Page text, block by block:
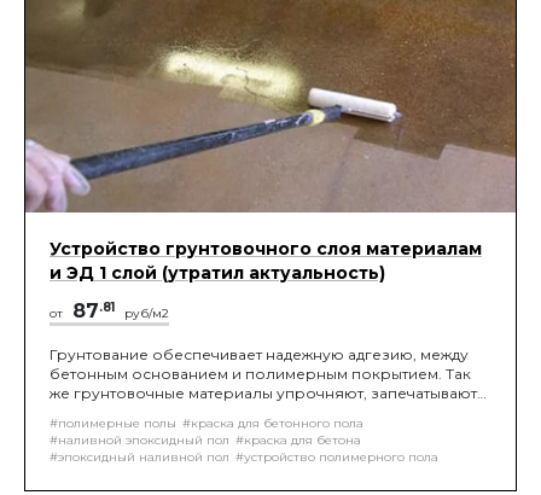
Устройство грунтовочного слоя материалам
и ЭД 1 слой (утратил актуальность)
от 87.81 руб/м2
Грунтование обеспечивает надежную адгезию, между
бетонным основанием и полимерным покрытием. Так
же грунтовочные материалы упрочняют, запечатывают
Грунтование выполняется при помощи молярного
валика, либо шпателем на "нет". Нанесение 1-го слоя
#полимерные полы #краска для бетонного пола
#наливной эпоксидный пол #краска для бетона
#эпоксидный наливной пол #устройство полимерного пола